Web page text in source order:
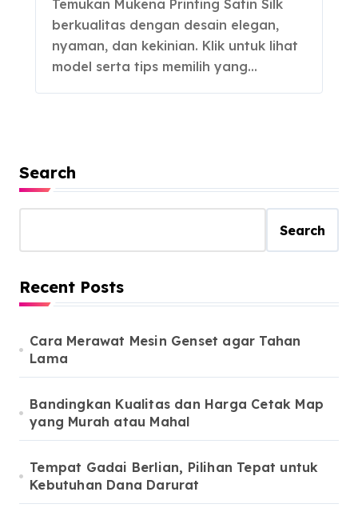
Temukan Mukena Printing Satin Silk
berkualitas dengan desain elegan,
nyaman, dan kekinian. Klik untuk lihat
model serta tips memilih yang…
Search
Search
Recent Posts
Cara Merawat Mesin Genset agar Tahan
Lama
Bandingkan Kualitas dan Harga Cetak Map
yang Murah atau Mahal
Tempat Gadai Berlian, Pilihan Tepat untuk
Kebutuhan Dana Darurat